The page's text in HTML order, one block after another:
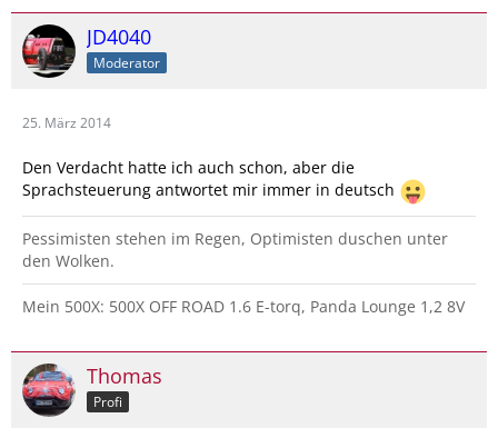
JD4040
Moderator
25. März 2014
Den Verdacht hatte ich auch schon, aber die
Sprachsteuerung antwortet mir immer in deutsch
Pessimisten stehen im Regen, Optimisten duschen unter
den Wolken.
Mein 500X: 500X OFF ROAD 1.6 E-torq, Panda Lounge 1,2 8V
Thomas
Profi